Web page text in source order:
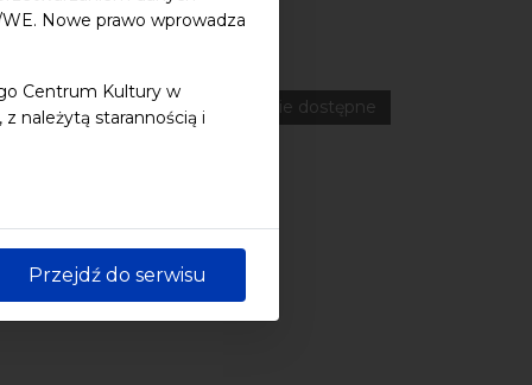
Nowe prawo wprowadza
Centrum Kultury w
należytą starannością i
Przejdź do serwisu
wydarzenia płatne
wydarzenie dostępne